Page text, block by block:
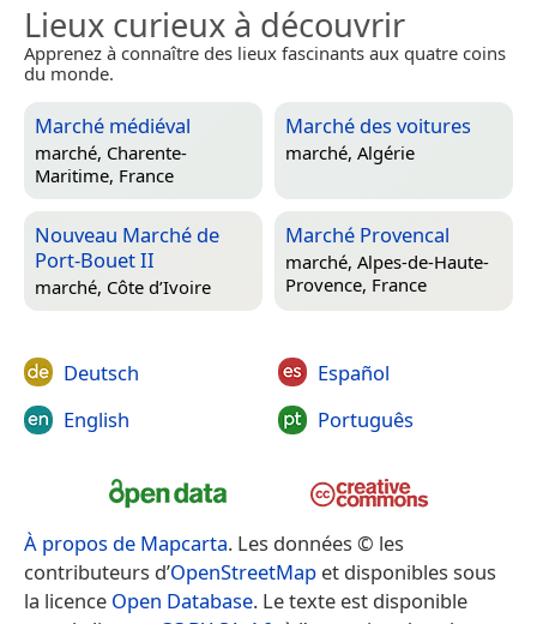
Lieux curieux à découvrir
Apprenez à connaître des lieux fascinants aux quatre coins
du monde.
Marché médiéval
marché, Charente-
Maritime, France
Marché des voitures
marché, Algérie
Nouveau Marché de
Port-Bouet II
marché, Côte d’Ivoire
Marché Provencal
marché, Alpes-de-Haute-
Provence, France
Deutsch
English
Español
Português
À propos de Mapcarta. Les données © les
contributeurs d’OpenStreetMap et disponibles sous
la licence Open Database. Le texte est disponible